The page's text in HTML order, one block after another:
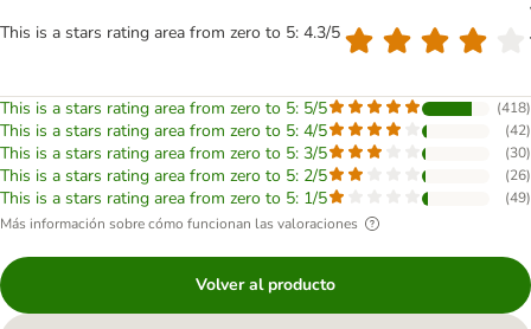
This is a stars rating area from zero to 5: 4.3/5
This is a stars rating area from zero to 5: 5/5 (418)
This is a stars rating area from zero to 5: 4/5 (42)
This is a stars rating area from zero to 5: 3/5 (30)
This is a stars rating area from zero to 5: 2/5 (26)
This is a stars rating area from zero to 5: 1/5 (49)
Más información sobre cómo funcionan las valoraciones
Volver al producto